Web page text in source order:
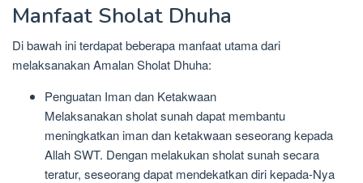
Manfaat Sholat Dhuha
Di bawah ini terdapat beberapa manfaat utama dari
melaksanakan Amalan Sholat Dhuha:
Penguatan Iman dan Ketakwaan
Melaksanakan sholat sunah dapat membantu
meningkatkan iman dan ketakwaan seseorang kepada
Allah SWT. Dengan melakukan sholat sunah secara
teratur, seseorang dapat mendekatkan diri kepada-Nya